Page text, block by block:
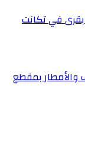
بقرى في تكانت
والأمطار بمقطع